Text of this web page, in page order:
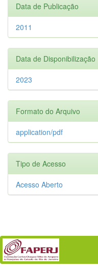
Data de Publicação
2011
Data de Disponibilização
2023
Formato do Arquivo
application/pdf
Tipo de Acesso
Acesso Aberto